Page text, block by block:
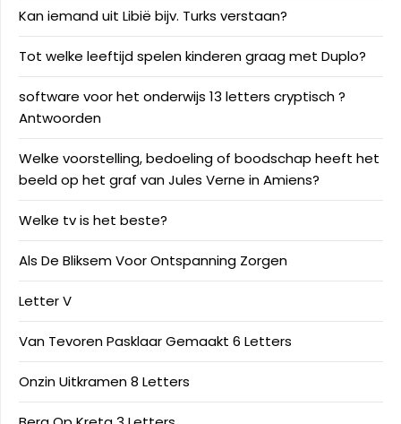
Kan iemand uit Libië bijv. Turks verstaan?
Tot welke leeftijd spelen kinderen graag met Duplo?
software voor het onderwijs 13 letters cryptisch ?
Antwoorden
Welke voorstelling, bedoeling of boodschap heeft het
beeld op het graf van Jules Verne in Amiens?
Welke tv is het beste?
Als De Bliksem Voor Ontspanning Zorgen
Letter V
Van Tevoren Pasklaar Gemaakt 6 Letters
Onzin Uitkramen 8 Letters